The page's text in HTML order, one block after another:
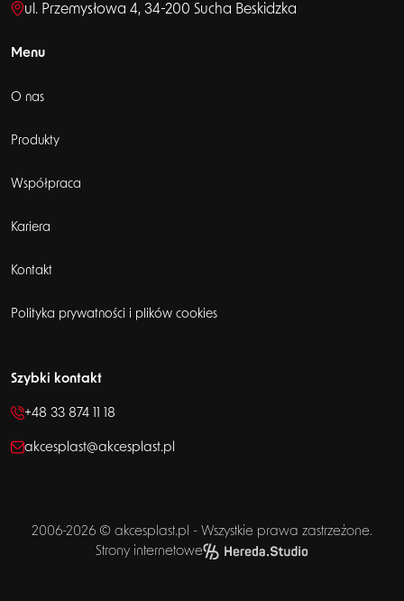
ul. Przemysłowa 4, 34-200 Sucha Beskidzka
Menu
O nas
Produkty
Współpraca
Kariera
Kontakt
Polityka prywatności i plików cookies
Szybki kontakt
+48 33 874 11 18
akcesplast@akcesplast.pl
2006-2026 © akcesplast.pl - Wszystkie prawa zastrzeżone.
Strony internetowe